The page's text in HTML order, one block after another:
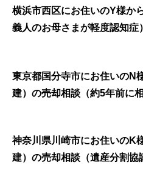
横浜市西区にお住いのY様か
義人のお母さまが軽度認知
東京都国分寺市にお住いのN
建）の売却相談（約5年前に
神奈川県川崎市にお住いのK
建）の売却相談（遺産分割協